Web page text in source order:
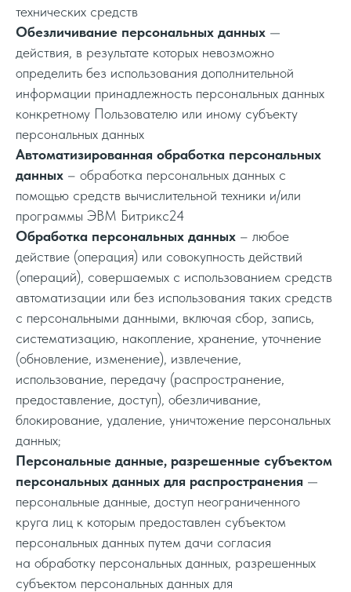
технических средств
Обезличивание персональных данных —
действия, в результате которых невозможно
определить без использования дополнительной
информации принадлежность персональных данных
конкретному Пользователю или иному субъекту
персональных данных
Автоматизированная обработка персональных
данных – обработка персональных данных с
помощью средств вычислительной техники и/или
программы ЭВМ Битрикс24
Обработка персональных данных – любое
действие (операция) или совокупность действий
(операций), совершаемых с использованием средств
автоматизации или без использования таких средств
с персональными данными, включая сбор, запись,
систематизацию, накопление, хранение, уточнение
(обновление, изменение), извлечение,
использование, передачу (распространение,
предоставление, доступ), обезличивание,
блокирование, удаление, уничтожение персональных
данных;
Персональные данные, разрешенные субъектом
персональных данных для распространения —
персональные данные, доступ неограниченного
круга лиц к которым предоставлен субъектом
персональных данных путем дачи согласия
на обработку персональных данных, разрешенных
субъектом персональных данных для